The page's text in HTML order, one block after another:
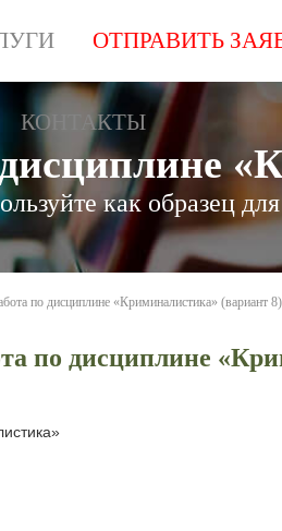
ОТПРАВИТЬ
КОНТАКТЫ
как образец
по дисциплине «Криминалистика» (вариант 8)
по дисциплине